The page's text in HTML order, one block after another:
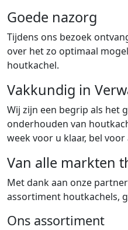
Goede nazorg
Tijdens ons bezoek
over het zo optimaal
houtkachel.
Vakkundig in
Wij zijn een begrip als het
onderhouden van
week voor u klaar, bel voor
Van alle markten
Met dank aan onze
assortiment houtkachels,
Ons assortiment